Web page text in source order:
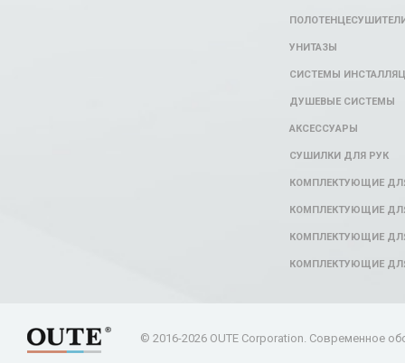
УНИТАЗЫ
СИСТЕМЫ
ДУШЕВЫЕ СИСТЕМЫ
АКСЕССУАРЫ
СУШИЛКИ ДЛЯ РУК
КОМПЛЕКТУЮЩИЕ
КОМПЛЕКТУЮЩИЕ
КОМПЛЕКТУЮЩИЕ
КОМПЛЕКТУЮЩИЕ
© 2016-2026 OUTE Corporation. Современное